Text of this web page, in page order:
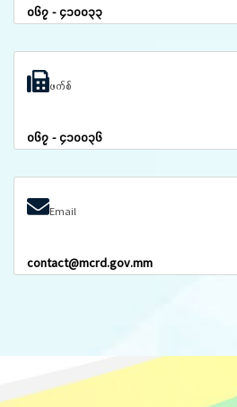
၀၆၇ - ၄၁၀၀၃၃
ဖက်စ်
၀၆၇ - ၄၁၀၀၃၆
Email
contact@mcrd.gov.mm